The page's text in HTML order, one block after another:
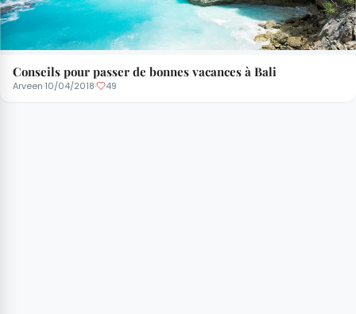
Conseils pour passer de bonnes vacances à Bali
Arveen·10/04/2018· 49